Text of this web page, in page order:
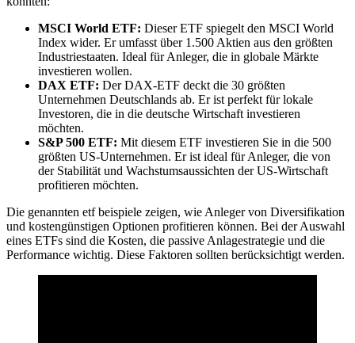
MSCI World ETF: Dieser ETF spiegelt den MSCI World
Index wider. Er umfasst über 1.500 Aktien aus den größten
Industriestaaten. Ideal für Anleger, die in globale Märkte
investieren wollen.
DAX ETF: Der DAX-ETF deckt die 30 größten
Unternehmen Deutschlands ab. Er ist perfekt für lokale
Investoren, die in die deutsche Wirtschaft investieren
möchten.
S&P 500 ETF: Mit diesem ETF investieren Sie in die 500
größten US-Unternehmen. Er ist ideal für Anleger, die von
der Stabilität und Wachstumsaussichten der US-Wirtschaft
profitieren möchten.
Die genannten etf beispiele zeigen, wie Anleger von Diversifikation
und kostengünstigen Optionen profitieren können. Bei der Auswahl
eines ETFs sind die Kosten, die passive Anlagestrategie und die
Performance wichtig. Diese Faktoren sollten berücksichtigt werden.